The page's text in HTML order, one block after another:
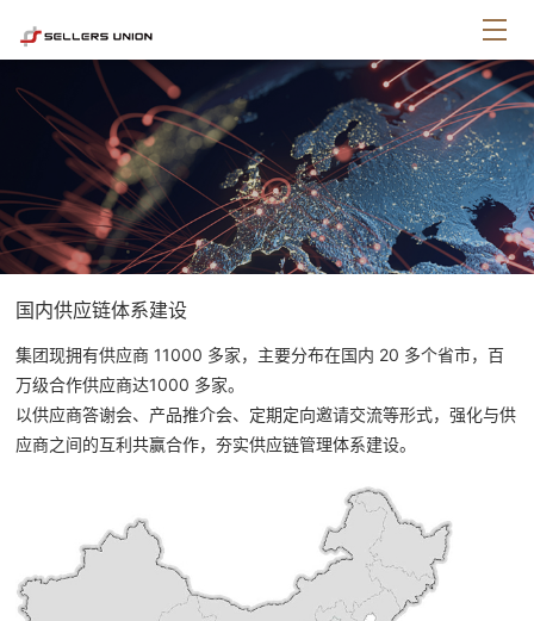
国内供应链体系建设
集团现拥有供应商 11000 多家，主要分布在国内 20 多个省市，百
万级合作供应商达1000 多家。
以供应商答谢会、产品推介会、定期定向邀请交流等形式，强化与供
应商之间的互利共赢合作，夯实供应链管理体系建设。